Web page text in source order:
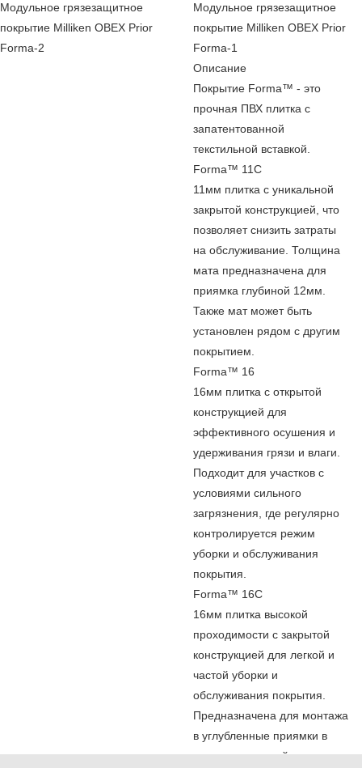
Модульное грязезащитное
покрытие Milliken OBEX Prior
Forma-2
Модульное грязезащитное
покрытие Milliken OBEX Prior
Forma-1
Описание
Покрытие Forma™ - это
прочная ПВХ плитка с
запатентованной
текстильной вставкой.
Forma™ 11C
11мм плитка с уникальной
закрытой конструкцией, что
позволяет снизить затраты
на обслуживание. Толщина
мата предназначена для
приямка глубиной 12мм.
Также мат может быть
установлен рядом с другим
покрытием.
Forma™ 16
16мм плитка с открытой
конструкцией для
эффективного осушения и
удерживания грязи и влаги.
Подходит для участков с
условиями сильного
загрязнения, где регулярно
контролируется режим
уборки и обслуживания
покрытия.
Forma™ 16C
16мм плитка высокой
проходимости с закрытой
конструкцией для легкой и
частой уборки и
обслуживания покрытия.
Предназначена для монтажа
в углубленные приямки в
условиях высокой